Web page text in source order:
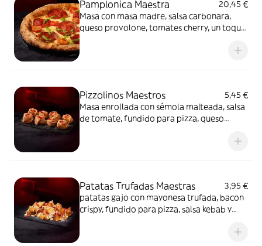
Pamplonica Maestra
20,45 €
Masa con masa madre, salsa carbonara,
queso provolone, tomates cherry, un toque
Pizzolinos Maestros
5,45 €
Masa enrollada con sémola malteada, salsa
de tomate, fundido para pizza, queso
Patatas Trufadas Maestras
3,95 €
patatas gajo con mayonesa trufada, bacon
crispy, fundido para pizza, salsa kebab y